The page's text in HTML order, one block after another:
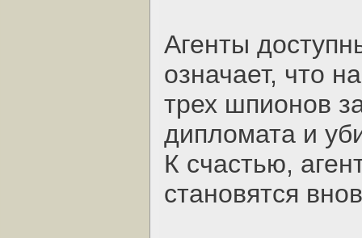
Агенты
означает, что
трех шпионов
дипломата и
К счастью,
становятся